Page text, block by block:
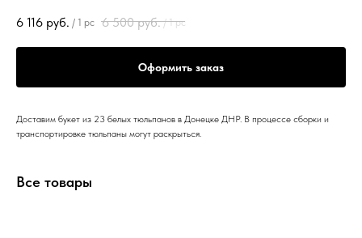
6 116 руб. / 1 pc 6 500 руб. / 1 pc
Оформить заказ
Доставим букет из 23 белых тюльпанов в Донецке ДНР. В процессе сборки и
транспортировке тюльпаны могут раскрыться.
Все товары